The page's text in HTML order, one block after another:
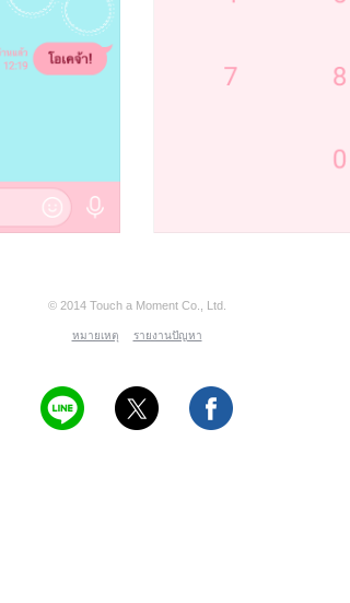
© 2014 Touch a Moment Co., Ltd.
หมายเหตุ รายงานปัญหา